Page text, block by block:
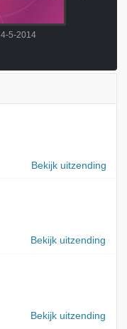
4-5-2014
Bekijk uitzending
Bekijk uitzending
Bekijk uitzending